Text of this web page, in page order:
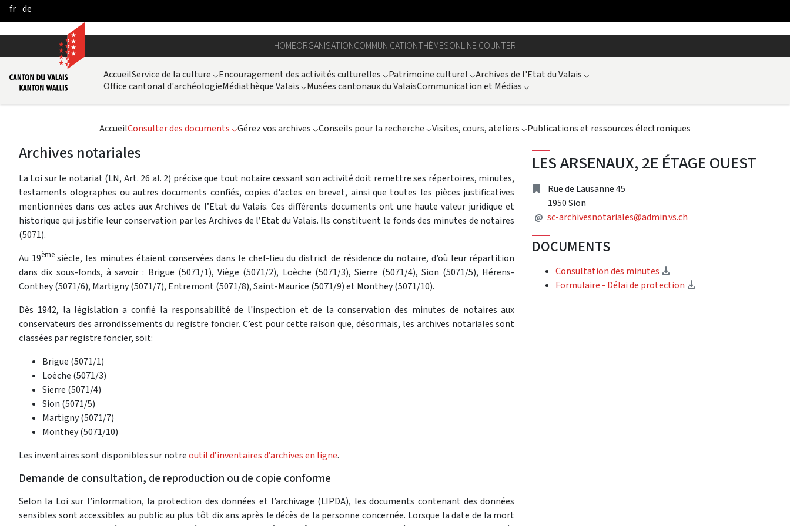
Pular para o Conteúdo principal
fr de
HOMEORGANISATIONCOMMUNICATIONTHÈMESONLINE COUNTER
AccueilService de la culture ⌵Encouragement des activités culturelles ⌵Patrimoine culturel ⌵Archives de l'Etat du Valais ⌵
Office cantonal d'archéologieMédiathèque Valais ⌵Musées cantonaux du ValaisCommunication et Médias ⌵
AccueilConsulter des documents ⌵Gérez vos archives ⌵Conseils pour la recherche ⌵Visites, cours, ateliers ⌵Publications et ressources électroniques
Archives notariales
La Loi sur le notariat (LN, Art. 26 al. 2) précise que tout notaire cessant son activité doit remettre ses répertoires, minutes,
testaments olographes ou autres documents confiés, copies d'actes en brevet, ainsi que toutes les pièces justificatives
mentionnées dans ces actes aux Archives de l’Etat du Valais. Ces différents documents ont une haute valeur juridique et
historique qui justifie leur conservation par les Archives de l’Etat du Valais. Ils constituent le fonds des minutes de notaires
(5071).
Au 19èmesiècle, les minutes étaient conservées dans le chef-lieu du district de résidence du notaire, d’où leur répartition
dans dix sous-fonds, à savoir : Brigue (5071/1), Viège (5071/2), Loèche (5071/3), Sierre (5071/4), Sion (5071/5), Hérens-
Conthey (5071/6), Martigny (5071/7), Entremont (5071/8), Saint-Maurice (5071/9) et Monthey (5071/10).
Dès 1942, la législation a confié la responsabilité de l'inspection et de la conservation des minutes de notaires aux
conservateurs des arrondissements du registre foncier. C’est pour cette raison que, désormais, les archives notariales sont
classées par registre foncier, soit:
Brigue (5071/1)
Loèche (5071/3)
Sierre (5071/4)
Sion (5071/5)
Martigny (5071/7)
Monthey (5071/10)
Les inventaires sont disponibles sur notreoutil d’inventaires d’archives en ligne.
Demande de consultation, de reproduction ou de copie conforme
Selon la Loi sur l’information, la protection des données et l’archivage (LIPDA), les documents contenant des données
sensibles sont accessibles au public au plus tôt dix ans après le décès de la personne concernée. Lorsque la date de la mort
LES ARSENAUX, 2E ÉTAGE OUEST
Address
Rue de Lausanne 45
1950 Sion
@ Mail
sc-archivesnotariales@admin.vs.ch
DOCUMENTS
Consultation des minutes
Formulaire - Délai de protection